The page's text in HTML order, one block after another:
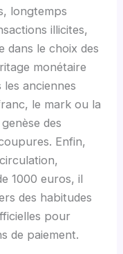
longtemps
illicites,
dans le choix des
monétaire
anciennes
le mark ou la
des
Enfin,
1000 euros, il
des habitudes
pour
de paiement.